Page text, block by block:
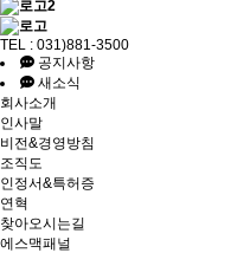
TEL : 031)881-3500
공지사항
새소식
회사소개
인사말
비전&경영방침
조직도
인정서&특허증
연혁
찾아오시는길
에스맥패널